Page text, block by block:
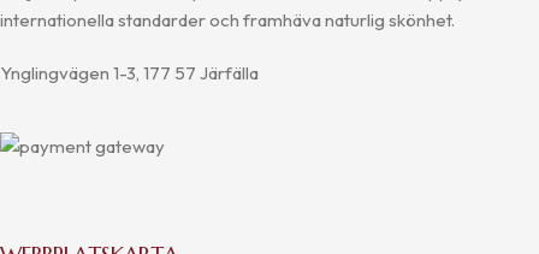
internationella standarder och framhäva naturlig skönhet.
Ynglingvägen 1-3, 177 57 Järfälla